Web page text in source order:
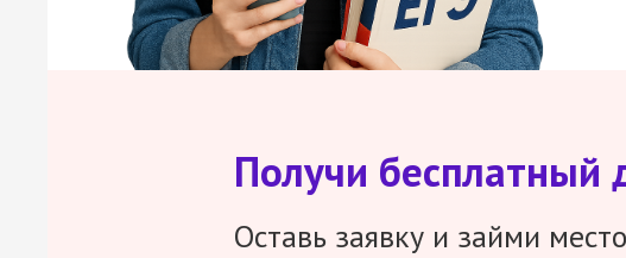
Получи бесплатный
Оставь заявку и займи место